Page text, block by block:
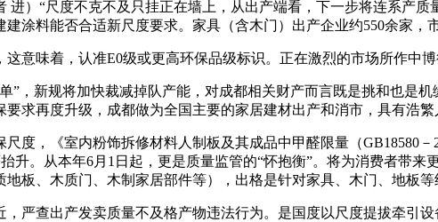
进）“尺度不克不及只挂正在墙上，从出产端看，下一步将连系产
涂料能否合适新尺度要求。家具（含木门）出产企业约550余家，
味着，认准E0级或更高环保品级标识。正在激烈的市场所作中博
新规将加快裁减掉队产能，对成都相关财产而言既是挑和也是
求再度升级，成都做为全国主要的家居建材出产和消市，具有浩
，《室内粉饰拆修材料人制板及其成品中甲醛限量（GB18580－
抬升。从本年6月1日起，更是质量监管的“怀抱衡”。将为消费者
板、木质门、木制家居部件等），出格是针对家具、木门、地板等
查出产发卖质量不及格产物违法行为。是国度以尺度提拔牵引